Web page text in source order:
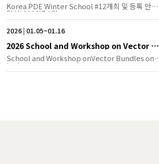
Korea PDE Winter School #12개최 및 등록 안내
일시: 2026년 1월 …
2026 | 01.05~01.16
2026 School and Workshop on Vector Bu
ndles on Algebraic Varieties
School and Workshop onVector Bundles on A
lgebraic …